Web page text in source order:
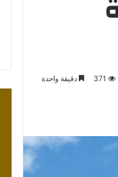
371 دقيقة واحدة